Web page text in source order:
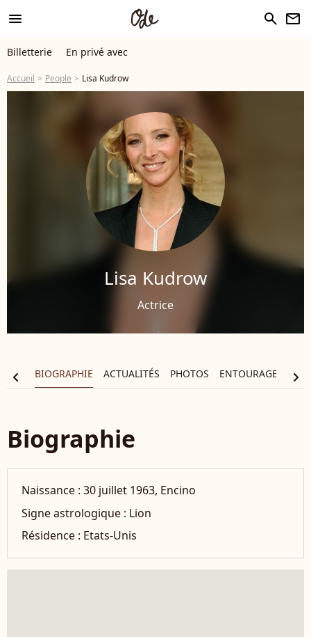
menu search newsletter
Billetterie En privé avec
Accueil People Lisa Kudrow
Lisa Kudrow
Actrice
BIOGRAPHIE ACTUALITÉS PHOTOS ENTOURAGE
chevron_left chevron_right
Biographie
Naissance :30 juillet 1963, Encino
Signe astrologique : Lion
Résidence : Etats-Unis